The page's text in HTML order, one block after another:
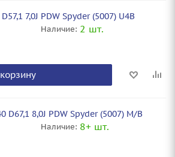
7,0J PDW Spyder (5007) U4B
Наличие: 2 шт.
D67,1 8,0J PDW Spyder (5007) M/B
Наличие: 8+ шт.